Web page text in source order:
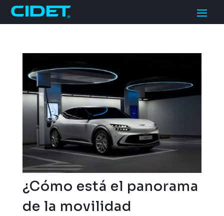
¿Cómo está el panorama
de la movilidad